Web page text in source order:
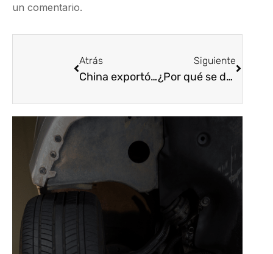
un comentario.
Atrás
China exportó el año pasado más de tres millones de vehículos
Siguiente
¿Por qué se deben instalar repuestos genuinos en su vehículo?